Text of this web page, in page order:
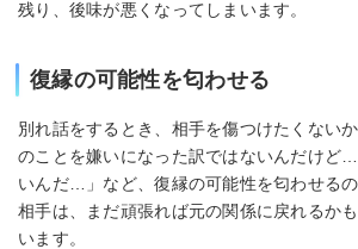
残り、後味が悪くなってしまいます。
復縁の可能性を匂わせる
別れ話をするとき、相手を傷つけたくない
のことを嫌いになった訳ではないんだけど
いんだ…」など、復縁の可能性を匂わせるの
相手は、まだ頑張れば元の関係に戻れるか
います。